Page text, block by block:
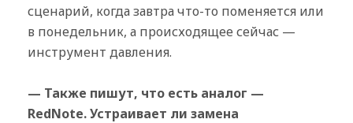
сценарий, когда завтра что-то поменяется или
в понедельник, а происходящее сейчас —
инструмент давления.
— Также пишут, что есть аналог —
RedNote. Устраивает ли замена